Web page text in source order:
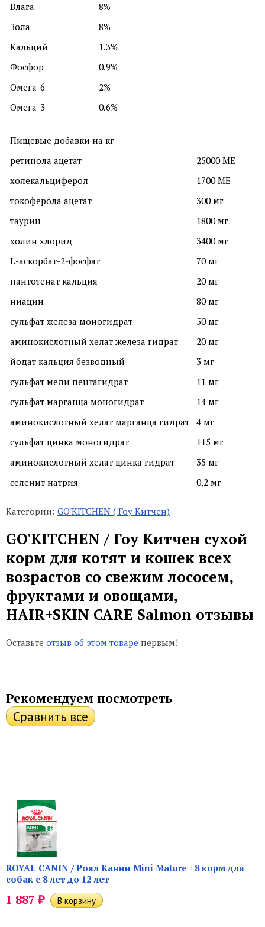
Влага
8%
Зола
8%
Кальций
1.3%
Фосфор
0.9%
Омега-6
2%
Омега-3
0.6%
Пищевые добавки на кг
ретинола ацетат
25000 МЕ
холекальциферол
1700 МЕ
токоферола ацетат
300 мг
таурин
1800 мг
холин хлорид
3400 мг
L-аскорбат-2-фосфат
70 мг
пантотенат кальция
20 мг
ниацин
80 мг
сульфат железа моногидрат
50 мг
аминокислотный хелат железа гидрат
20 мг
йодат кальция безводный
3 мг
сульфат меди пентагидрат
11 мг
сульфат марганца моногидрат
14 мг
аминокислотный хелат марганца гидрат 4 мг
сульфат цинка моногидрат
115 мг
аминокислотный хелат цинка гидрат
35 мг
селенит натрия
0,2 мг
Категории: GO'KITCHEN ( Гоу Китчен)
GO'KITCHEN / Гоу Китчен сухой
корм для котят и кошек всех
возрастов со свежим лососем,
фруктами и овощами,
HAIR+SKIN CARE Salmon отзывы
Оставьте отзыв об этом товаре первым!
Рекомендуем посмотреть
ROYAL CANIN / Роял Канин Mini Mature +8 корм для
собак с 8 лет до 12 лет
1 887 ₽